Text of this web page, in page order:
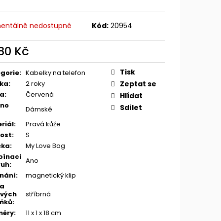
nedostupné Kód: 20954
Kč
: Kabelky na telefon
:
2 roky
:
Červená
Dámské
:
Pravá kůže
:
S
:
My Love Bag
:
Ano
:
magnetický klip
:
stříbrná
:
11 x 1 x 18 cm
Tisk
Zeptat se
Hlídat
Sdílet